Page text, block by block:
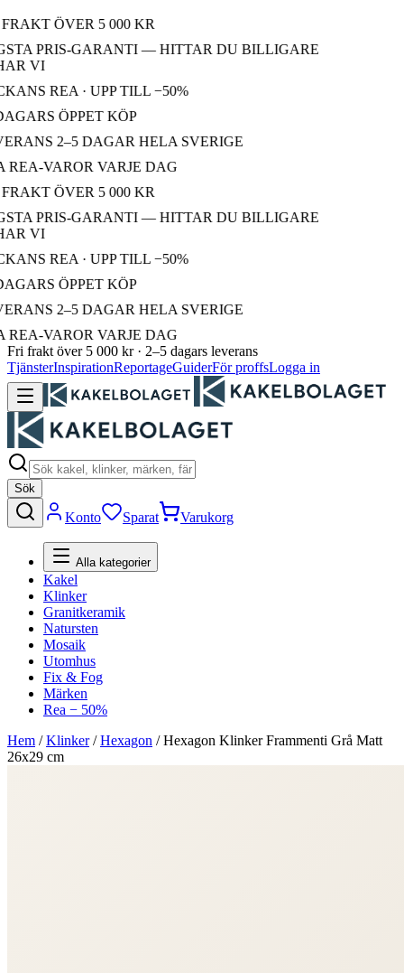
ÖVER 5 000 KR
PRIS-GARANTI — HITTAR DU BILLIGARE
VI
REA · UPP TILL −50%
ÖPPET KÖP
2–5 DAGAR HELA SVERIGE
VAROR VARJE DAG
ÖVER 5 000 KR
PRIS-GARANTI — HITTAR DU BILLIGARE
VI
REA · UPP TILL −50%
ÖPPET KÖP
2–5 DAGAR HELA SVERIGE
VAROR VARJE DAG
Fri frakt över 5 000 kr · 2–5 dagars leverans
TjänsterInspirationReportageGuiderFör proffsLogga in
Sök
Konto Sparat Varukorg
Alla kategorier
Kakel
Klinker
Granitkeramik
Natursten
Mosaik
Utomhus
Fix & Fog
Märken
Rea − 50%
Hem /Klinker/Hexagon /Hexagon Klinker Frammenti Grå Matt
26x29 cm